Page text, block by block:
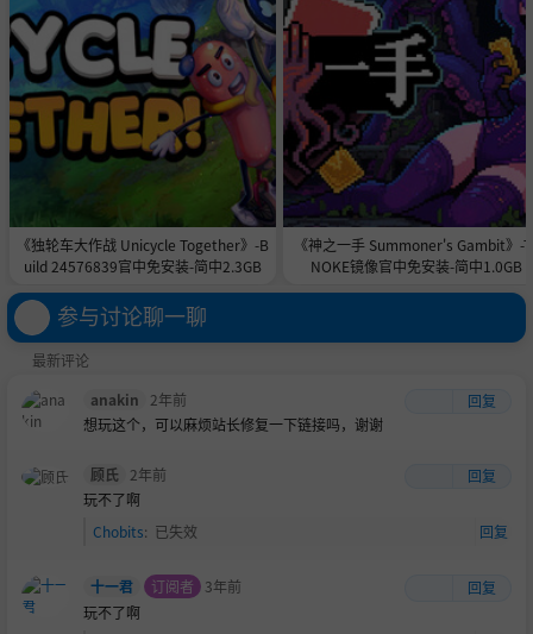
《独轮车大作战 Unicycle Together》-B
uild 24576839官中免安装-简中2.3GB
《神之一手 Summoner's Gambit》-
NOKE镜像官中免安装-简中1.0GB
参与讨论聊一聊
最新评论
anakin
2年前
回复
想玩这个，可以麻烦站长修复一下链接吗，谢谢
顾氏 2年前
回复
玩不了啊
Chobits: 已失效 回复
十一君 订阅者 3年前
回复
玩不了啊